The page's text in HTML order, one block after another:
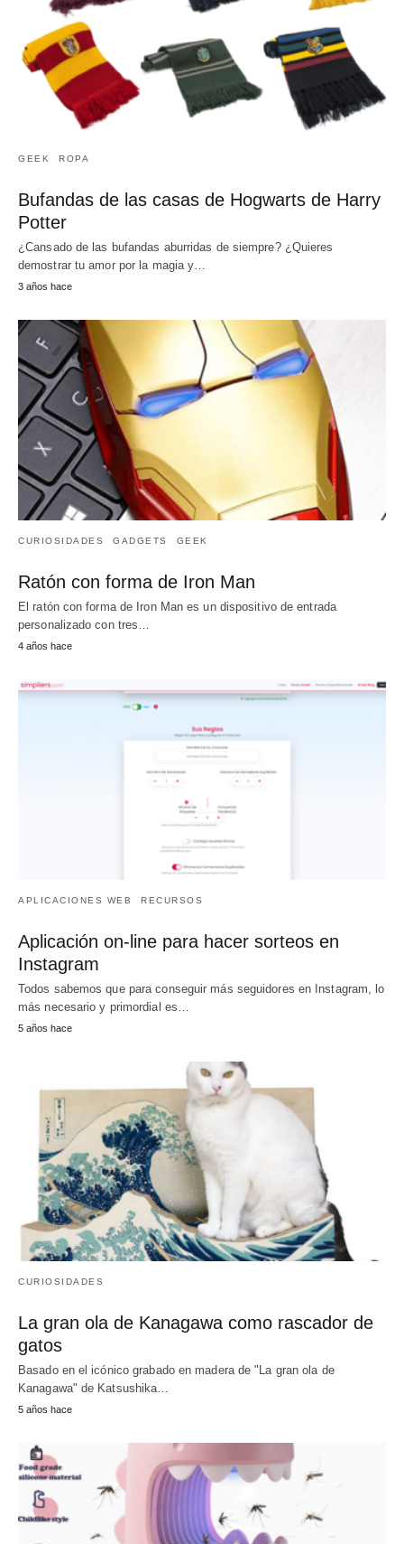
GEEK ROPA
Bufandas de las casas de Hogwarts de Harry
Potter
¿Cansado de las bufandas aburridas de siempre? ¿Quieres
demostrar tu amor por la magia y…
3 años hace
CURIOSIDADES GADGETS GEEK
Ratón con forma de Iron Man
El ratón con forma de Iron Man es un dispositivo de entrada
personalizado con tres…
4 años hace
APLICACIONES WEB RECURSOS
Aplicación on-line para hacer sorteos en
Instagram
Todos sabemos que para conseguir más seguidores en Instagram, lo
más necesario y primordial es…
5 años hace
CURIOSIDADES
La gran ola de Kanagawa como rascador de
gatos
Basado en el icónico grabado en madera de "La gran ola de
Kanagawa" de Katsushika…
5 años hace